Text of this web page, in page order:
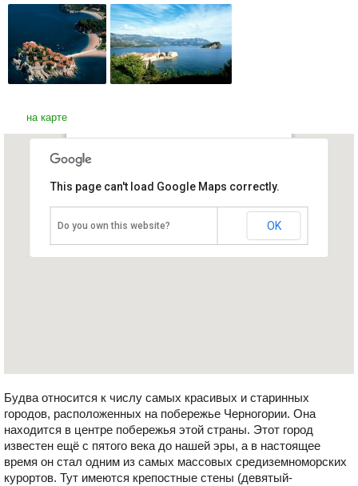
на карте
Черногория, Будва
This page can't load Google Maps correctly.
Do you own this website? OK
Будва относится к числу самых красивых и старинных
городов, расположенных на побережье Черногории. Она
находится в центре побережья этой страны. Этот город
известен ещё с пятого века до нашей эры, а в настоящее
время он стал одним из самых массовых средиземноморских
курортов. Тут имеются крепостные стены (девятый-